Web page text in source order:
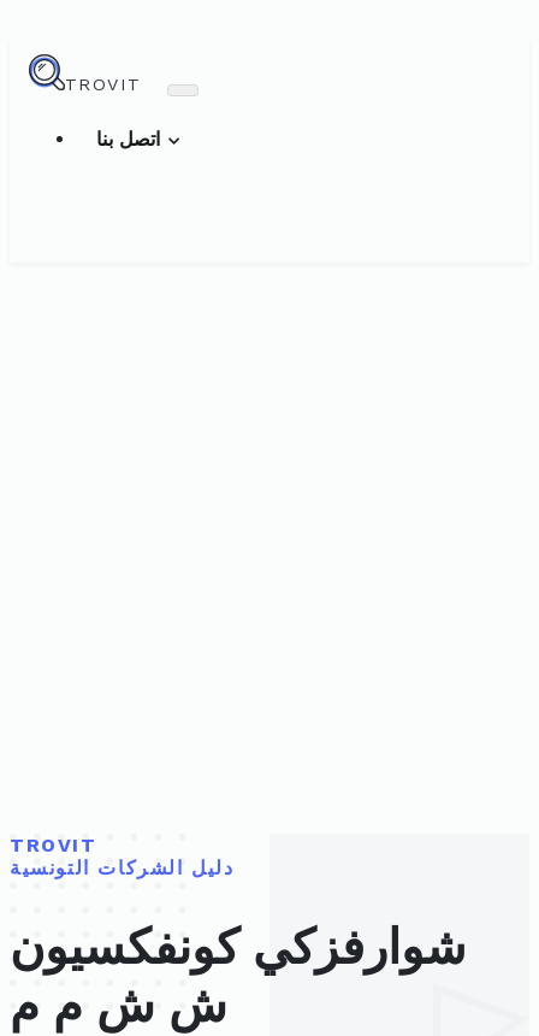
TROVIT
TROVIT
دليل الشركات التونسية
شوارفزكي كونفكسيون
ش ش م م